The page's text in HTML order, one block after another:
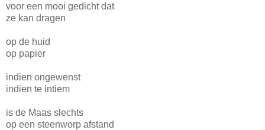
voor een mooi gedicht dat
ze kan dragen
op de huid
op papier
indien ongewenst
indien te intiem
is de Maas slechts
op een steenworp afstand